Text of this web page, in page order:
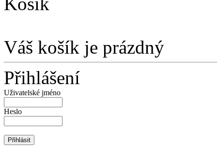
Váš košík je prázdný
Přihlášení
Uživatelské jméno
Heslo